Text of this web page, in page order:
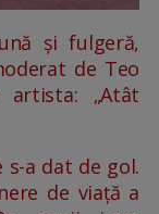
și fulgeră,
de Teo
artista: „Atât
s-a dat de gol.
de viață a